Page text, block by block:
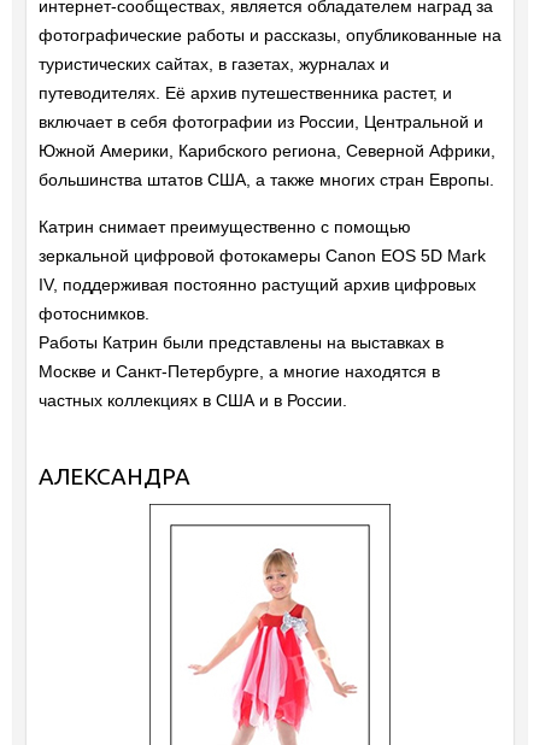
интернет-сообществах, является обладателем наград за
фотографические работы и рассказы, опубликованные на
туристических сайтах, в газетах, журналах и
путеводителях. Её архив путешественника растет, и
включает в себя фотографии из России, Центральной и
Южной Америки, Карибского региона, Северной Африки,
большинства штатов США, а также многих стран Европы.
Катрин снимает преимущественно с помощью
зеркальной цифровой фотокамеры Canon EOS 5D Mark
IV, поддерживая постоянно растущий архив цифровых
фотоснимков.
Работы Катрин были представлены на выставках в
Москве и Санкт-Петербурге, а многие находятся в
частных коллекциях в США и в России.
АЛЕКСАНДРА